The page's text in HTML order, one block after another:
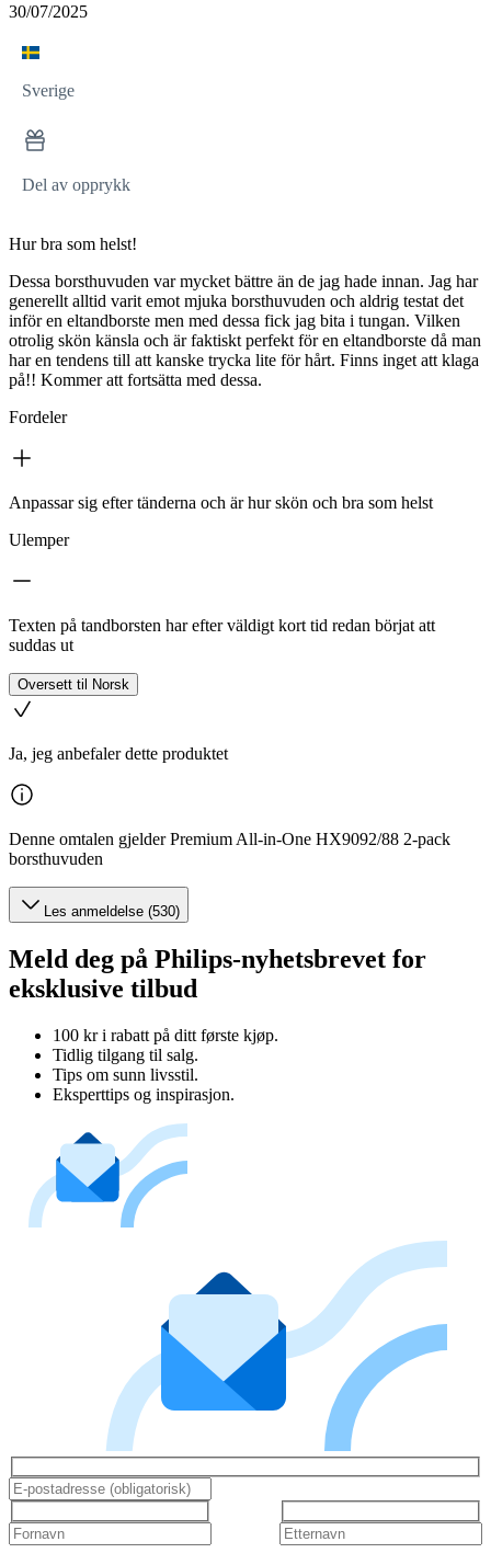
30/07/2025
Sverige
Del av opprykk
Hur bra som helst!
Dessa borsthuvuden var mycket bättre än de jag hade innan. Jag har
generellt alltid varit emot mjuka borsthuvuden och aldrig testat det
inför en eltandborste men med dessa fick jag bita i tungan. Vilken
otrolig skön känsla och är faktiskt perfekt för en eltandborste då man
har en tendens till att kanske trycka lite för hårt. Finns inget att klaga
på!! Kommer att fortsätta med dessa.
Fordeler
Anpassar sig efter tänderna och är hur skön och bra som helst
Ulemper
Texten på tandborsten har efter väldigt kort tid redan börjat att
suddas ut
Oversett til Norsk
Ja, jeg anbefaler dette produktet
Denne omtalen gjelder Premium All-in-One HX9092/88 2-pack
borsthuvuden
Les anmeldelse (530)
Meld deg på Philips-nyhetsbrevet for
eksklusive tilbud
100 kr i rabatt på ditt første kjøp.
Tidlig tilgang til salg.
Tips om sunn livsstil.
Eksperttips og inspirasjon.